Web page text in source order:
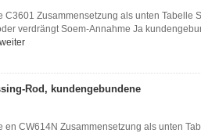
Zusammensetzung als unten Tabelle
verdrängt Soem-Annahme Ja
Rod, kundengebundene
CW614N Zusammensetzung als unten